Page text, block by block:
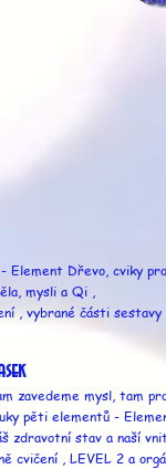
Element Dřevo, cviky
mysli a Qi ,
, vybrané části
zavedeme mysl, tam
pěti elementů -
zdravotní stav a naší
cvičení , LEVEL 2 a